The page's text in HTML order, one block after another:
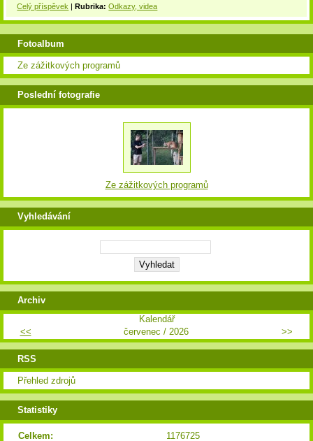
Celý příspěvek |Rubrika: Odkazy, videa
Fotoalbum
Ze zážitkových programů
Poslední fotografie
Ze zážitkových programů
Vyhledávání
Archiv
Kalendář
<<
červenec / 2026 >>
RSS
Přehled zdrojů
Statistiky
Celkem: 1176725